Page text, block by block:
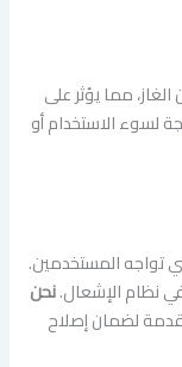
مما يؤثر على
لسوء الاستخدام أو
تواجه المستخدمين.
نظام الإشعال.نحن
لضمان إصلاح